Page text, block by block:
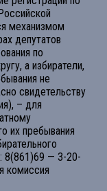
механизмом
депутатов
по
а избиратели,
не
свидетельству
– для
их пребывания
8(861)69 — 3-20-
комиссия